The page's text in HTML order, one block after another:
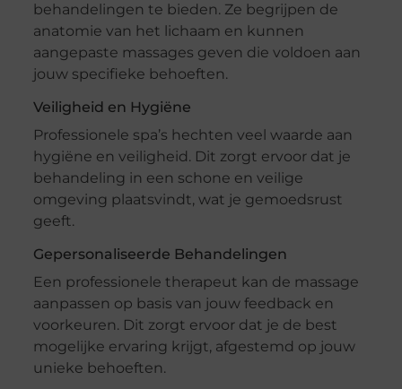
behandelingen te bieden. Ze begrijpen de
anatomie van het lichaam en kunnen
aangepaste massages geven die voldoen aan
jouw specifieke behoeften.
Veiligheid en Hygiëne
Professionele spa’s hechten veel waarde aan
hygiëne en veiligheid. Dit zorgt ervoor dat je
behandeling in een schone en veilige
omgeving plaatsvindt, wat je gemoedsrust
geeft.
Gepersonaliseerde Behandelingen
Een professionele therapeut kan de massage
aanpassen op basis van jouw feedback en
voorkeuren. Dit zorgt ervoor dat je de best
mogelijke ervaring krijgt, afgestemd op jouw
unieke behoeften.